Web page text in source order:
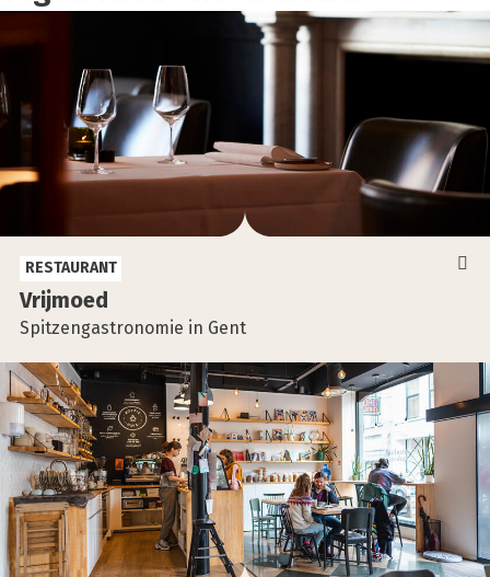
Vrij­moed
Spitzengastronomie in Gent
RESTAURANT